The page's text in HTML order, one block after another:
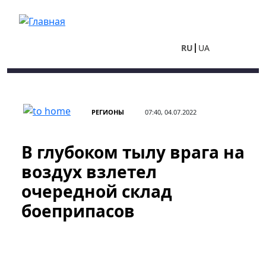
RU UA
РЕГИОНЫ 07:40, 04.07.2022
В глубоком тылу врага на
воздух взлетел
очередной склад
боеприпасов